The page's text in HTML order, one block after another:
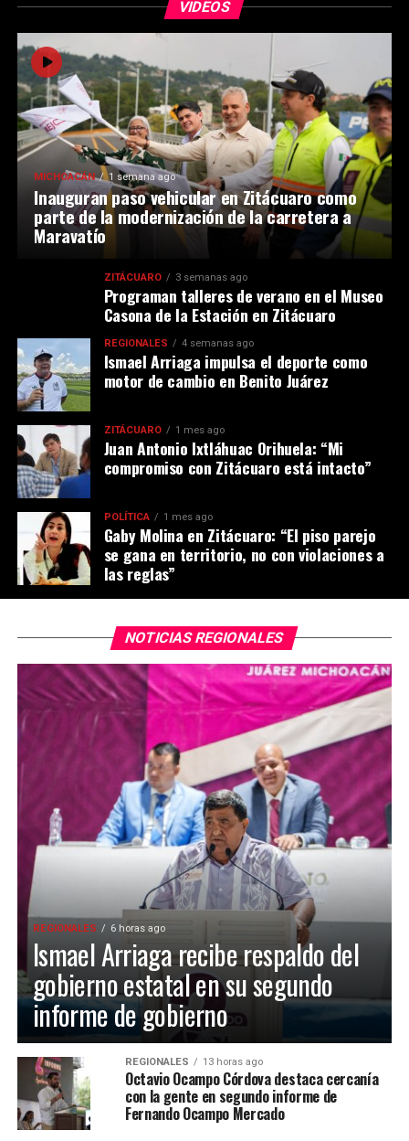
VIDEOS
MICHOACÁN 1 semana ago
Inauguran paso vehicular en Zitácuaro como
parte de la modernización de la carretera a
Maravatío
ZITÁCUARO 3 semanas ago
Programan talleres de verano en el Museo
Casona de la Estación en Zitácuaro
REGIONALES 4 semanas ago
Ismael Arriaga impulsa el deporte como
motor de cambio en Benito Juárez
ZITÁCUARO 1 mes ago
Juan Antonio Ixtláhuac Orihuela: “Mi
compromiso con Zitácuaro está intacto”
POLÍTICA 1 mes ago
Gaby Molina en Zitácuaro: “El piso parejo
se gana en territorio, no con violaciones a
las reglas”
NOTICIAS REGIONALES
REGIONALES 6 horas ago
Ismael Arriaga recibe respaldo del
gobierno estatal en su segundo
informe de gobierno
REGIONALES 13 horas ago
Octavio Ocampo Córdova destaca cercanía
con la gente en segundo informe de
Fernando Ocampo Mercado